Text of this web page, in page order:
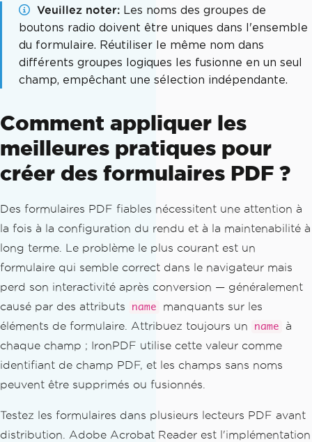
// Save the document
pdfDoc. saveAs ("radioButtonForm.pdf");
Veuillez noter Les noms des groupes de
boutons radio doivent être uniques dans l'ensemble
du formulaire. Réutiliser le même nom dans
différents groupes logiques les fusionne en un seul
champ, empêchant une sélection indépendante.
Comment appliquer les
meilleures pratiques pour
créer des formulaires PDF ?
Des formulaires PDF fiables nécessitent une attention à
la fois à la configuration du rendu et à la maintenabilité à
long terme. Le problème le plus courant est un
formulaire qui semble correct dans le navigateur mais
perd son interactivité après conversion — généralement
causé par des attributs
name
manquants sur les
éléments de formulaire. Attribuez toujours un
name
à
chaque champ ; IronPDF utilise cette valeur comme
identifiant de champ PDF, et les champs sans noms
peuvent être supprimés ou fusionnés.
Testez les formulaires dans plusieurs lecteurs PDF avant
distribution. Adobe Acrobat Reader est l'implémentation